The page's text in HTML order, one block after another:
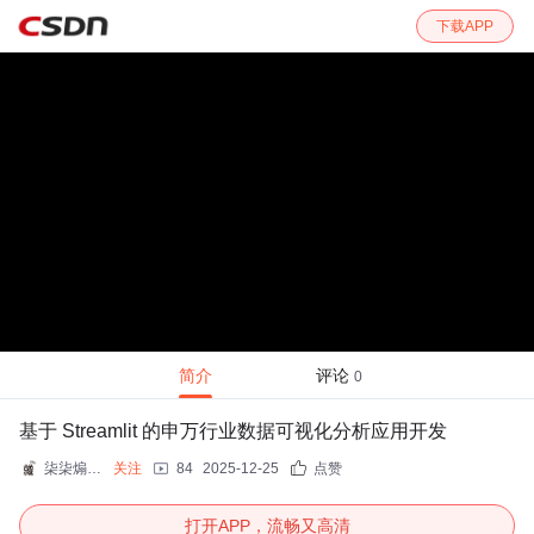
下载APP
简介 评论 0
基于 Streamlit 的申万行业数据可视化分析应用开发
柒柒煽菜鸡 关注 84 2025-12-25 点赞
打开APP，流畅又高清